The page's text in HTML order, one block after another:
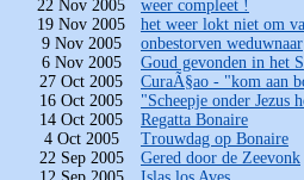
22 Nov 2005
weer compleet !
19 Nov 2005
het weer lokt niet om
9 Nov 2005
onbestorven weduwnaar
6 Nov 2005
Goud gevonden in het
27 Oct 2005
CuraÃ§ao - "kom aan
16 Oct 2005
"Scheepje onder Jezus
14 Oct 2005
Regatta Bonaire
4 Oct 2005
Trouwdag op Bonaire
22 Sep 2005
Gered door de Zeevonk